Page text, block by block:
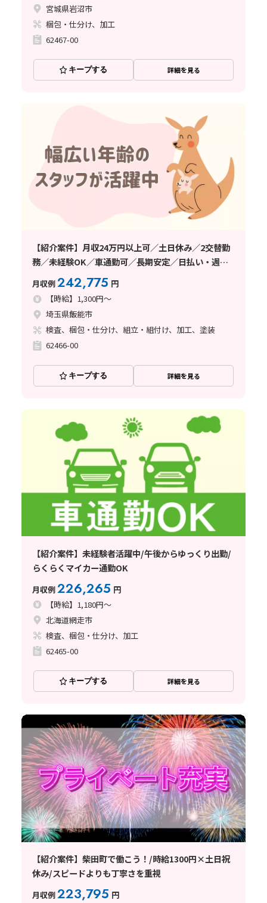
宮城県岩沼市
梱包・仕分け、加工
62467-00
キープする 詳細を見る
【紹介案件】月収24万円以上可／土日休み／2交替勤
務／未経験OK／車通勤可／長期安定／日払い・週払
い制度あり
月収例242,775 円
【時給】1,300円～
埼玉県飯能市
検査、梱包・仕分け、組立・組付け、加工、塗装
62466-00
キープする 詳細を見る
【紹介案件】未経験者活躍中/午後からゆっくり出勤/
らくらくマイカー通勤OK
月収例226,265 円
【時給】1,180円～
北海道網走市
検査、梱包・仕分け、加工
62465-00
キープする 詳細を見る
【紹介案件】柴田町で働こう！/時給1300円×土日祝
休み/スピードよりも丁寧さを重視
月収例223,795 円